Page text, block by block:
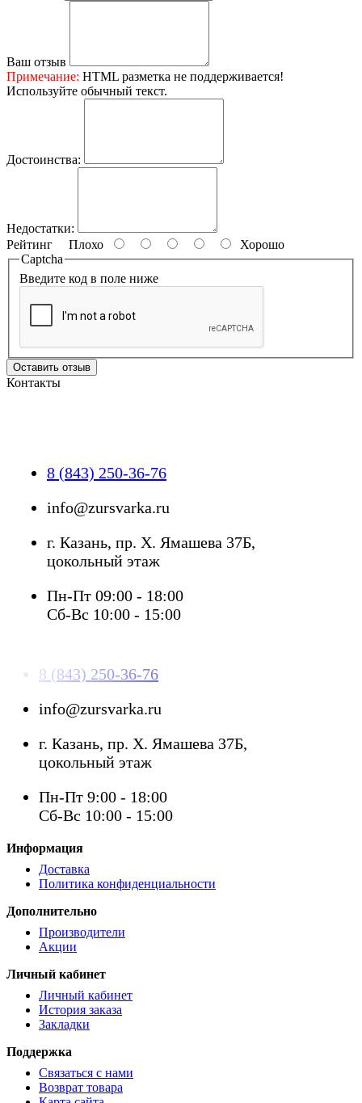
Ваш отзыв
Примечание: HTML разметка не поддерживается!
Используйте обычный текст.
Достоинства:
Недостатки:
Рейтинг Плохо
Хорошо
Captcha
Введите код в поле ниже
Оставить отзыв
Контакты
8 (843) 250-36-76
info@zursvarka.ru
г. Казань, пр. Х. Ямашева 37Б,
цокольный этаж
Пн-Пт 09:00 - 18:00
Сб-Вс 10:00 - 15:00
8 (843) 250-36-76
info@zursvarka.ru
г. Казань, пр. Х. Ямашева 37Б,
цокольный этаж
Пн-Пт 9:00 - 18:00
Сб-Вс 10:00 - 15:00
Информация
Доставка
Политика конфиденциальности
Дополнительно
Производители
Акции
Личный кабинет
Личный кабинет
История заказа
Закладки
Поддержка
Связаться с нами
Возврат товара